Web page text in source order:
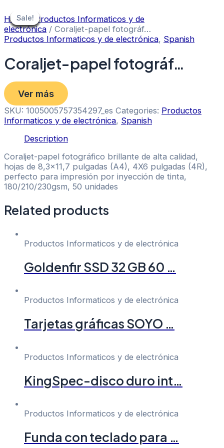
to
content
Sale!
Home/ Productos Informaticos y de
electrónica / Coraljet-papel fotográf…
Productos Informaticos y de electrónica, Spanish
Coraljet-papel fotográf…
Ver más
SKU: 1005005757354297_es Categories: Productos
Informaticos y de electrónica, Spanish
Description
Coraljet-papel fotográfico brillante de alta calidad,
hojas de 8,3×11,7 pulgadas (A4), 4X6 pulgadas (4R),
perfecto para impresión por inyección de tinta,
180/210/230gsm, 50 unidades
Related products
Sale!
Sale!
Productos Informaticos y de electrónica
Goldenfir SSD 32 GB 60 …
Sale!
Sale!
Productos Informaticos y de electrónica
Tarjetas gráficas SOYO …
Sale!
Sale!
Productos Informaticos y de electrónica
KingSpec-disco duro int…
Sale!
Sale!
Productos Informaticos y de electrónica
Funda con teclado para …